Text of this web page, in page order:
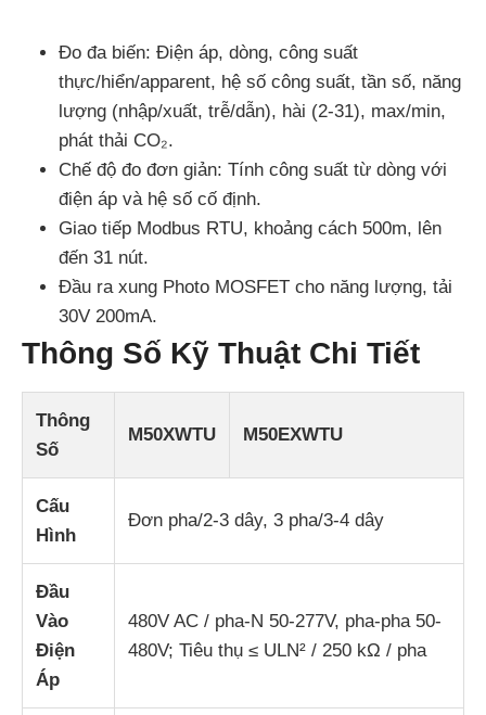
Đo đa biến: Điện áp, dòng, công suất
thực/hiển/apparent, hệ số công suất, tần số, năng
lượng (nhập/xuất, trễ/dẫn), hài (2-31), max/min,
phát thải CO₂.
Chế độ đo đơn giản: Tính công suất từ dòng với
điện áp và hệ số cố định.
Giao tiếp Modbus RTU, khoảng cách 500m, lên
đến 31 nút.
Đầu ra xung Photo MOSFET cho năng lượng, tải
30V 200mA.
Thông Số Kỹ Thuật Chi Tiết
Thông
Số
M50XWTU M50EXWTU
Cấu
Hình
Đơn pha/2-3 dây, 3 pha/3-4 dây
Đầu
Vào
Điện
Áp
480V AC / pha-N 50-277V, pha-pha 50-
480V; Tiêu thụ ≤ ULN² / 250 kΩ / pha